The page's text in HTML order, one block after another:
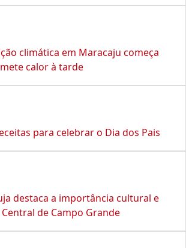
climática em Maracaju começa
calor à tarde
para celebrar o Dia dos Pais
destaca a importância cultural e
de Campo Grande